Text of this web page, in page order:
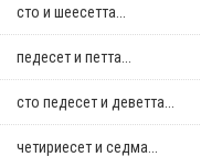
сто и шеесетта...
педесет и петта...
сто педесет и деветта...
четириесет и седма...